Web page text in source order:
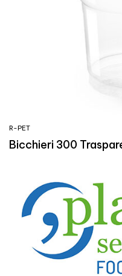
R-PET
Bicchieri 300